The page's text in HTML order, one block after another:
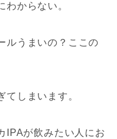
わからない。
ルうまいの？ここの
しまいます。
IPAが飲みたい人にお